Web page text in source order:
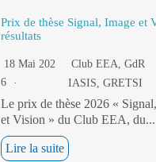
Prix de thèse Signal, Image et
résultats
18 Mai 202
6
Club EEA,GdR
IASIS,GRETSI
Le prix de thèse 2026 «
et Vision » du Club EEA, du...
Lire la suite